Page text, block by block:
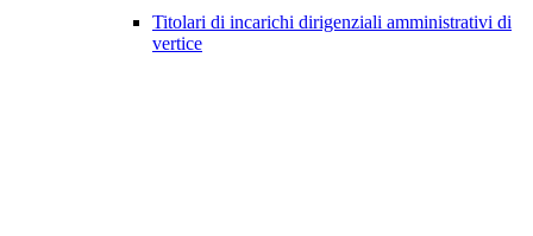
Titolari di incarichi dirigenziali amministrativi di
vertice